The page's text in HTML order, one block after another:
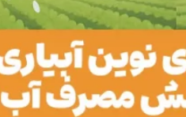
تومان